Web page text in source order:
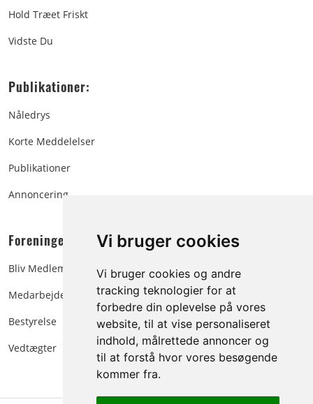
Vi bruger cookies
Vi bruger cookies og andre
tracking teknologier for at
forbedre din oplevelse på vores
website, til at vise personaliseret
indhold, målrettede annoncer og
til at forstå hvor vores besøgende
kommer fra.
Hold Træet Friskt
Vidste Du
Publikationer:
Nåledrys
Korte Meddelelser
Publikationer
Annoncering
Foreningen:
Bliv Medlem
Medarbejdere
Bestyrelse
Vedtægter